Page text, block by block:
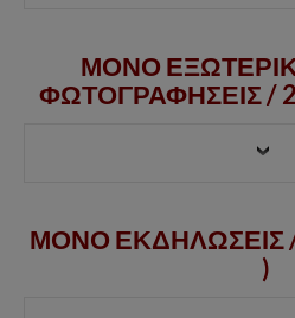
ΜΟΝΟ
ΦΩΤΟΓΡΑΦΗΣΕΙΣ /
ΜΟΝΟ ΕΚΔΗΛΩΣΕΙΣ /
)